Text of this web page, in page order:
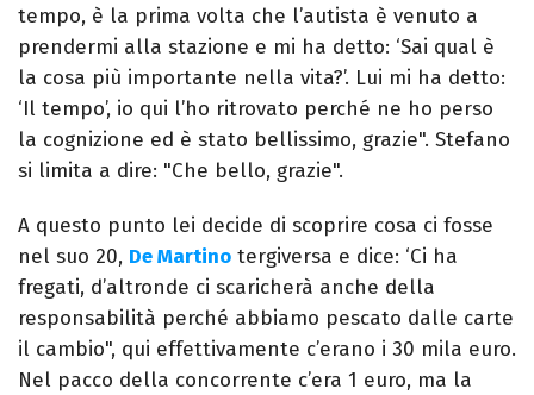
tempo, è la prima volta che l’autista è venuto a
prendermi alla stazione e mi ha detto: ‘Sai qual è
la cosa più importante nella vita?’. Lui mi ha detto:
‘Il tempo’, io qui l’ho ritrovato perché ne ho perso
la cognizione ed è stato bellissimo, grazie". Stefano
si limita a dire: "Che bello, grazie".
A questo punto lei decide di scoprire cosa ci fosse
nel suo 20, De Martino tergiversa e dice: ‘Ci ha
fregati, d’altronde ci scaricherà anche della
responsabilità perché abbiamo pescato dalle carte
il cambio", qui effettivamente c’erano i 30 mila euro.
Nel pacco della concorrente c’era 1 euro, ma la